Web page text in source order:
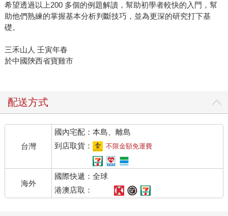
希望透過以上200 多個的例題解讀，幫助初學者較快的入門，幫
助他們熟練的掌握基本分析判斷技巧，並為更深的研究打下基
礎。
三禾山人 壬寅年春
於中國陝西省寶雞市
配送方式
台灣
國內宅配：本島、離島
到店取貨：
不限金額免運費
海外
國際快遞：全球
港澳店取：